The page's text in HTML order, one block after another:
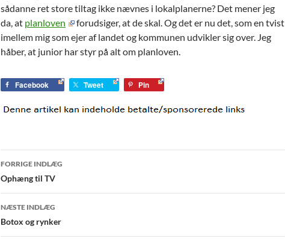
sådanne ret store tiltag ikke nævnes i lokalplanerne? Det mener jeg
da, at planloven
forudsiger, at de skal. Og det er nu det, som en tvist
imellem mig som ejer af landet og kommunen udvikler sig over. Jeg
håber, at junior har styr på alt om planloven.
Facebook Tweet Pin
Indlægsnavigation
FORRIGE INDLÆG
Ophæng til TV
NÆSTE INDLÆG
Botox og rynker